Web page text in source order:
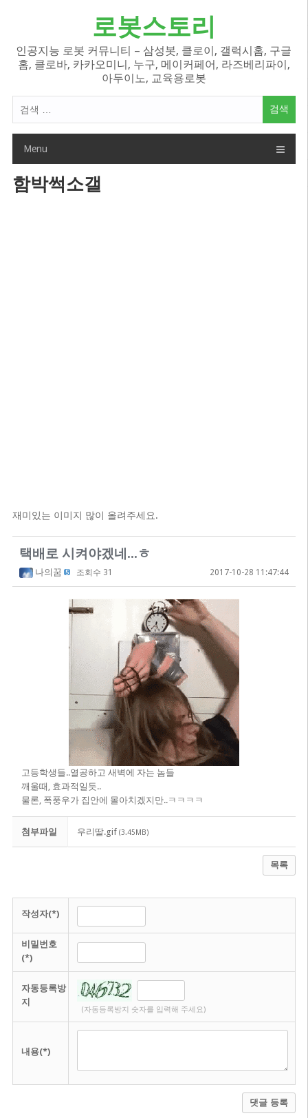
로봇스토리
인공지능 로봇 커뮤니티 – 삼성봇, 클로이, 갤럭시홈, 구글
홈, 클로바, 카카오미니, 누구, 메이커페어, 라즈베리파이,
아두이노, 교육용로봇
색
Menu
함박썩소갤
재미있는 이미지 많이 올려주세요.
택배로 시켜야겠네...ㅎ
나의꿈 조회수 31 2017-10-28 11:47:44
고등학생들..열공하고 새벽에 자는 놈들
깨울때, 효과적일듯..
물론, 폭풍우가 집안에 몰아치겠지만..ㅋㅋㅋㅋ
첨부파일 우리딸.gif (3.45MB)
목록
작성자(*)
비밀번호
(*)
자동등록방
지
(자동등록방지 숫자를 입력해 주세요)
내용(*)
댓글 등록